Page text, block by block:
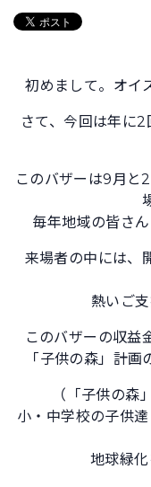
初めまして。オイ
さて、今回は年に
このバザーは9月と
毎年地域の皆さ
来場者の中には、
熱いご支
このバザーの収益
「子供の森」計画
（「子供の森
小・中学校の子供
地球緑化